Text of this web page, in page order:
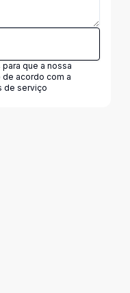
que a nossa
acordo com a
de serviço